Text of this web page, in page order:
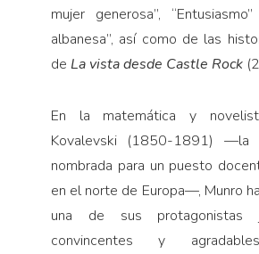
mujer generosa”,
albanesa”, así como de las
de La vista desde Castle Rock
En la matemática y
Kovalevski (1850-1891) —la
nombrada para un puesto
en el norte de Europa—, Munro
una de sus protagonistas
convincentes y